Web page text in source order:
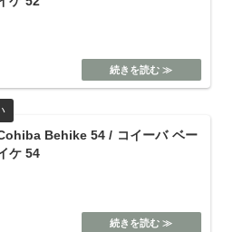
Behike 54 / コイーバ ベー
ケ 54